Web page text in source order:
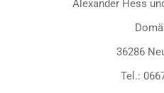
Alexander Hess
36286
Tel.: